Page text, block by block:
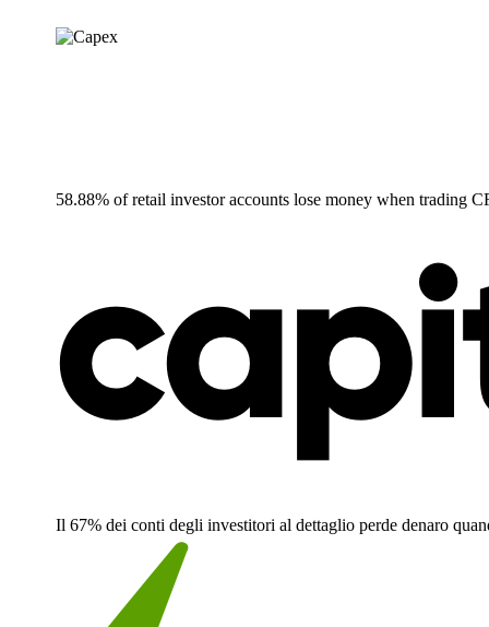
58.88% of retail investor accounts lose money when trading
Il 67% dei conti degli investitori al dettaglio perde denaro